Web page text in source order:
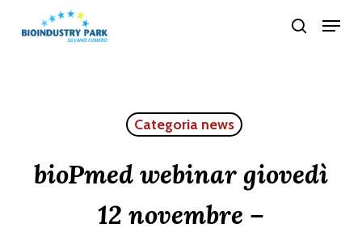
search
Menu
Categoria news
bioPmed webinar giovedì
12 novembre –